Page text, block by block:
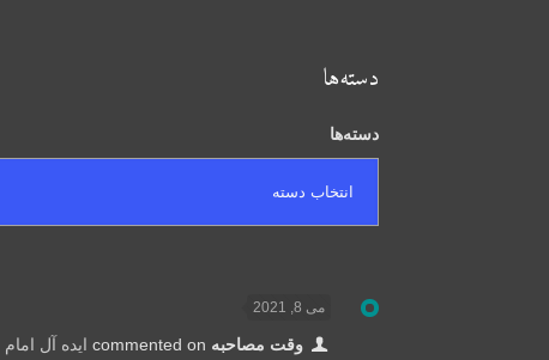
دسته‌ها
دسته‌ها
می 8, 2021
وقت مصاحبه ایده آل امام